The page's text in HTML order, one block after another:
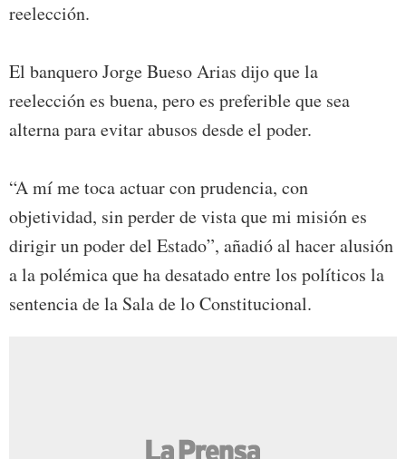
reelección.
El banquero Jorge Bueso Arias dijo que la
reelección es buena, pero es preferible que sea
alterna para evitar abusos desde el poder.
“A mí me toca actuar con prudencia, con
objetividad, sin perder de vista que mi misión es
dirigir un poder del Estado”, añadió al hacer alusión
a la polémica que ha desatado entre los políticos la
sentencia de la Sala de lo Constitucional.